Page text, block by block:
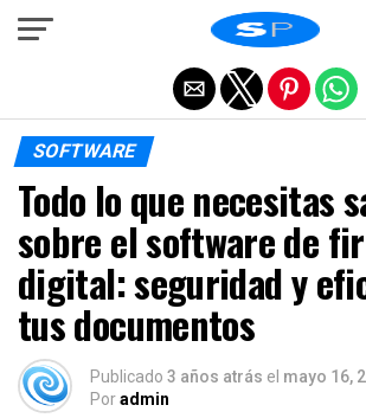
SOFTWARE
Todo lo que necesitas
sobre el software de
digital: seguridad y
tus documentos
Publicado 3 años atrás el mayo 16,
Poradmin
Salir de la versión móvil